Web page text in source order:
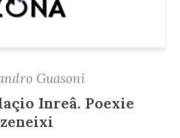
Guasoni
Inreâ. Poexie
zeneixi